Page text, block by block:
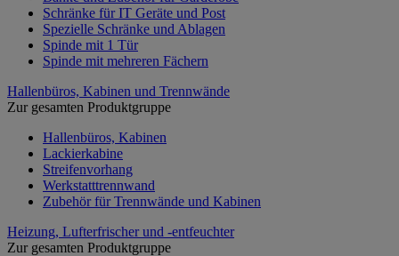
Schränke für IT Geräte und Post
Spezielle Schränke und Ablagen
Spinde mit 1 Tür
Spinde mit mehreren Fächern
Hallenbüros, Kabinen und Trennwände
Zur gesamten Produktgruppe
Hallenbüros, Kabinen
Lackierkabine
Streifenvorhang
Werkstatttrennwand
Zubehör für Trennwände und Kabinen
Heizung, Lufterfrischer und -entfeuchter
Zur gesamten Produktgruppe